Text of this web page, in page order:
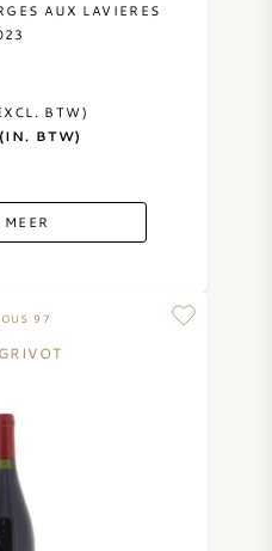
AUX LAVIERES
BTW)
BTW)
97